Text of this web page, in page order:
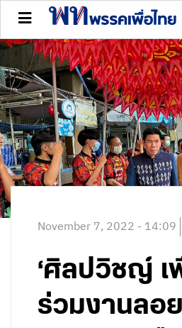
November 7, 2022 - 14:09
‘ศิลปวิชญ์ เ
ร่วมงานลอ